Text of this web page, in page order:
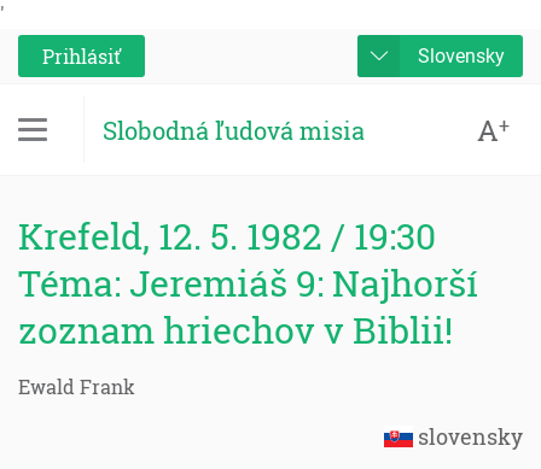
'
Prihlásiť
Slovensky
Slobodná ľudová misia A+
Krefeld, 12. 5. 1982 / 19:30
Téma: Jeremiáš 9: Najhorší
zoznam hriechov v Biblii!
Ewald Frank
slovensky